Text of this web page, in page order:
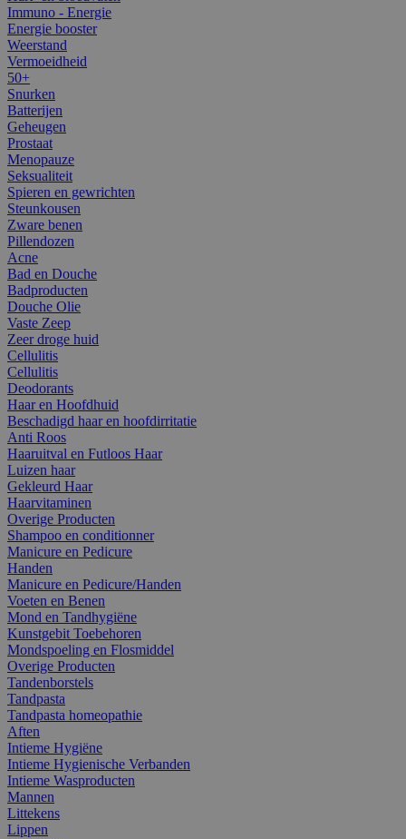
Immuno - Energie
Energie booster
Weerstand
Vermoeidheid
50+
Snurken
Batterijen
Geheugen
Prostaat
Menopauze
Seksualiteit
Spieren en gewrichten
Steunkousen
Zware benen
Pillendozen
Acne
Bad en Douche
Badproducten
Douche Olie
Vaste Zeep
Zeer droge huid
Cellulitis
Cellulitis
Deodorants
Haar en Hoofdhuid
Beschadigd haar en hoofdirritatie
Anti Roos
Haaruitval en Futloos Haar
Luizen haar
Gekleurd Haar
Haarvitaminen
Overige Producten
Shampoo en conditionner
Manicure en Pedicure
Handen
Manicure en Pedicure/Handen
Voeten en Benen
Mond en Tandhygiëne
Kunstgebit Toebehoren
Mondspoeling en Flosmiddel
Overige Producten
Tandenborstels
Tandpasta
Tandpasta homeopathie
Aften
Intieme Hygiëne
Intieme Hygienische Verbanden
Intieme Wasproducten
Mannen
Littekens
Lippen